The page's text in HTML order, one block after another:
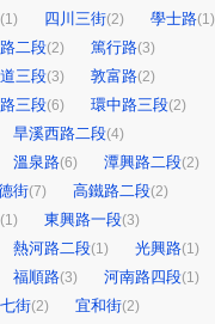
(1) 四川三街(2) 學士路(1)
二段(2) 篤行路(3)
三段(3) 敦富路(2)
三段(6) 環中路三段(2)
旱溪西路二段(4)
溫泉路(6) 潭興路二段(2)
街(7) 高鐵路二段(2)
(1) 東興路一段(3)
熱河路二段(1) 光興路(1)
福順路(3) 河南路四段(1)
街(2) 宜和街(2)